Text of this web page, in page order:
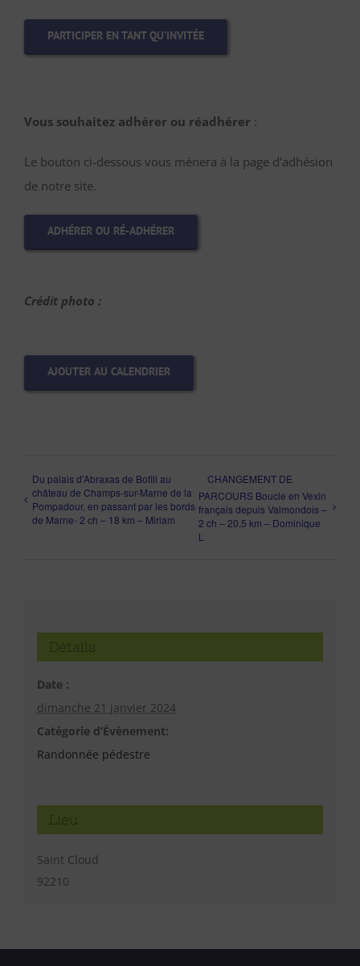
PARTICIPER EN TANT QU’INVITÉE
Vous souhaitez adhérer ou réadhérer :
Le bouton ci-dessous vous mènera à la page d’adhésion
de notre site.
ADHÉRER OU RÉ-ADHÉRER
Crédit photo :
AJOUTER AU CALENDRIER
Du palais d’Abraxas de Bofill au
château de Champs-sur-Marne de la
Pompadour, en passant par les bords
de Marne- 2 ch – 18 km – Miriam
CHANGEMENT DE
PARCOURS Boucle en Vexin
français depuis Valmondois –
2 ch – 20,5 km – Dominique
L
Détails
Date :
dimanche 21 janvier 2024
Catégorie d’Évènement:
Randonnée pédestre
Lieu
Saint Cloud
92210